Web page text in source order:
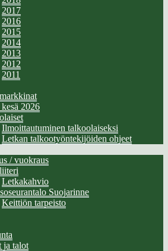
2017
2016
2015
2014
2013
2012
2011
2026
Ilmoittautuminen talkoolaiseksi
Letkan talkootyöntekijöiden ohjeet
/ vuokraus
Letkakahvio
Suojarinne
Keittiön tarpeisto
ja talot